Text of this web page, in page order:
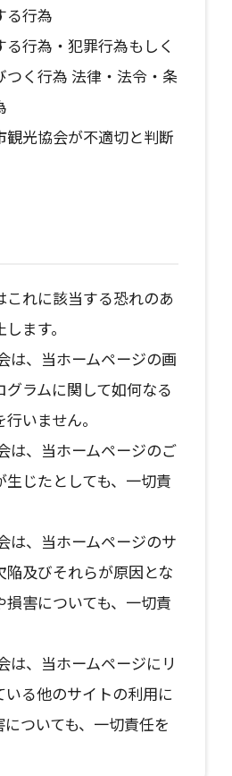
る行為
る行為・犯罪行為もしく
つく行為 法律・法令・条
観光協会が不適切と判断
これに該当する恐れのあ
ます。
は、当ホームページの画
ラムに関して如何なる
いません。
は、当ホームページのご
じたとしても、一切責
は、当ホームページのサ
陥及びそれらが原因とな
損害についても、一切責
は、当ホームページにリ
いる他のサイトの利用に
ついても、一切責任を